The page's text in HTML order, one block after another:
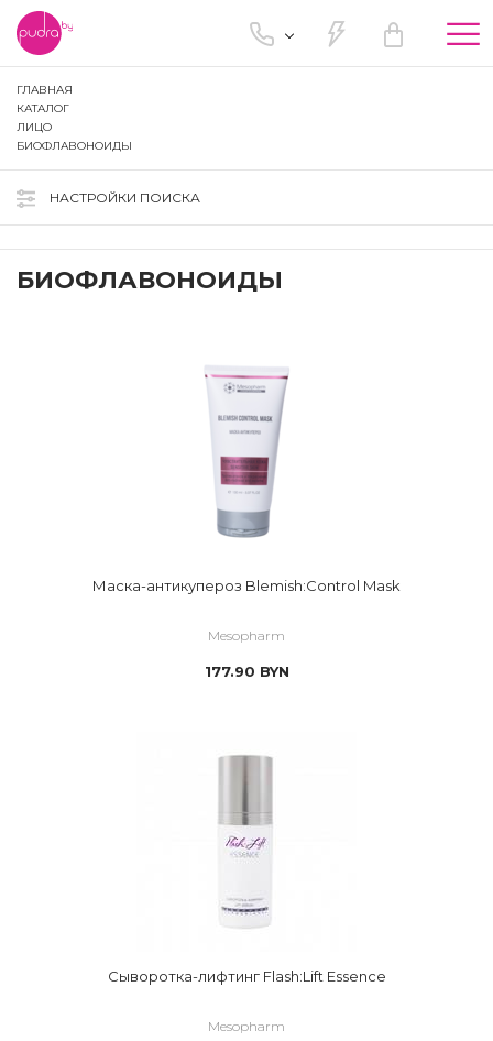
ГЛАВНАЯ
КАТАЛОГ
ЛИЦО
БИОФЛАВОНОИДЫ
НАСТРОЙКИ ПОИСКА
БИОФЛАВОНОИДЫ
Маска-антикупероз Blemish:Control Mask
Mesopharm
177.90 BYN
Сыворотка-лифтинг Flash:Lift Essence
Mesopharm